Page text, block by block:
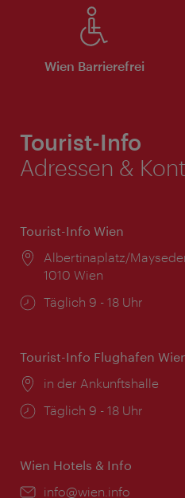
Wien Barrierefrei
Tourist-Info
Adressen &
Tourist-Info Wien
Ort:
Albertinaplatz/
1010 Wien
Öffnungszeiten:
Täglich 9 - 18 Uhr
Tourist-Info Flughafen
Ort:
in der Ankunftshalle
Öffnungszeiten:
Täglich 9 - 18 Uhr
Wien Hotels & Info
Email:
info@wien.info